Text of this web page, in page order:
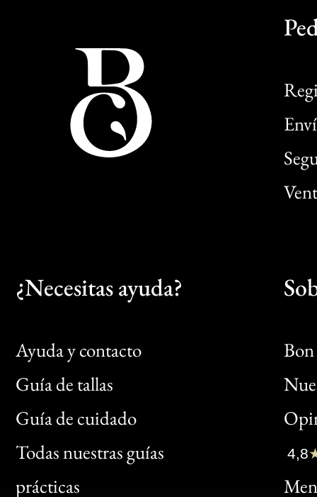
¿Necesitas ayuda?
Ayuda y contacto
Guía de tallas
Guía de cuidado
Todas nuestras guías
prácticas
Bon
Clic
Bon
4,8